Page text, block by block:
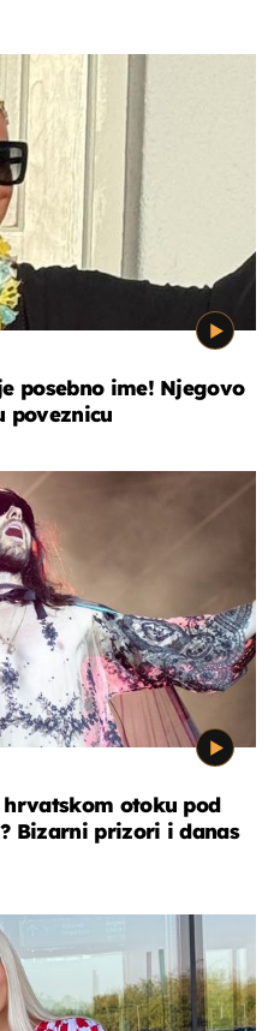
posebno ime! Njegovo
poveznicu
hrvatskom otoku pod
Bizarni prizori i danas